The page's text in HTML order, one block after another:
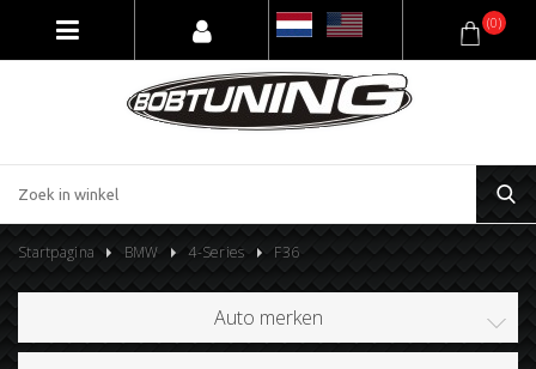
(0)
Startpagina BMW 4-Series F36
Auto merken